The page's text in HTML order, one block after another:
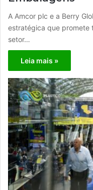
A Amcor plc e a Berry
estratégica que promete
setor…
Leia mais »